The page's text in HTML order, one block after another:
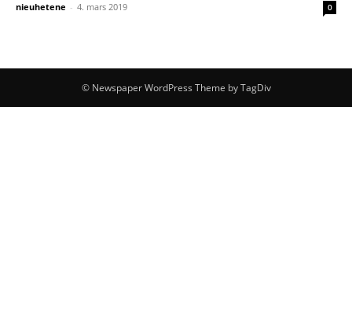
nieuhetene - 4. mars 2019 0
© Newspaper WordPress Theme by TagDiv